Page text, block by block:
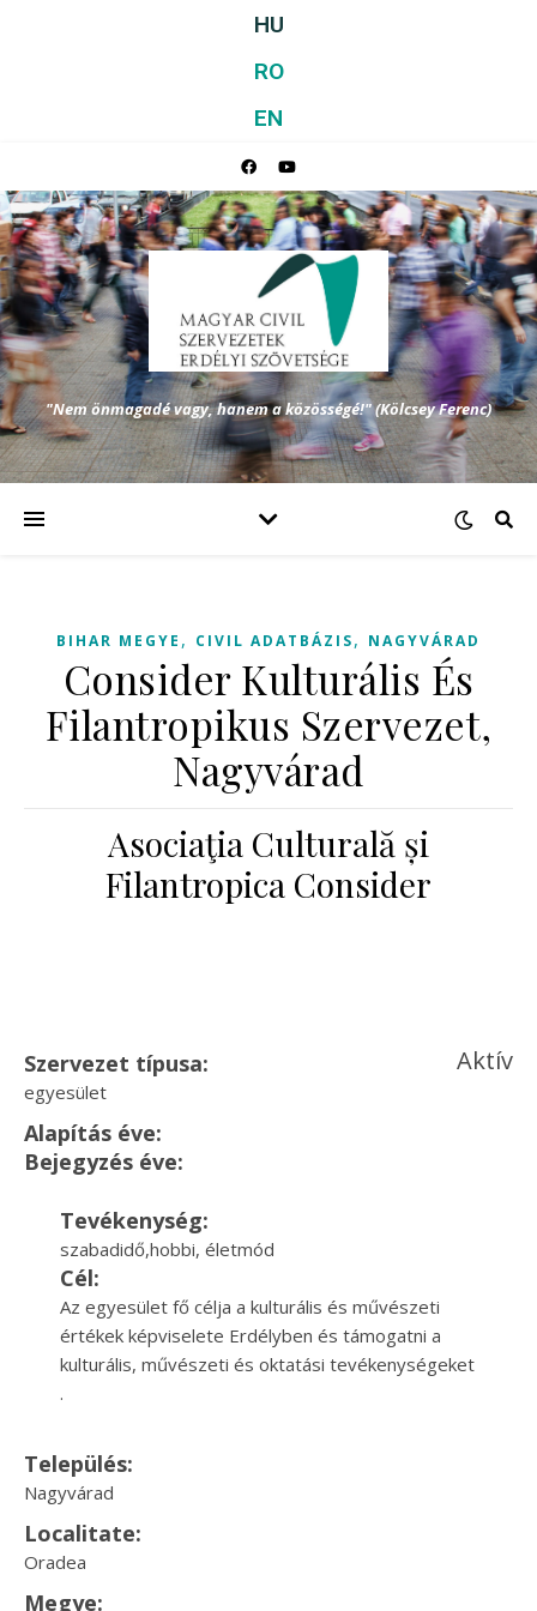
HU
RO
EN
"Nem önmagadé vagy, hanem a közösségé!" (Kölcsey Ferenc)
BIHAR MEGYE , CIVIL ADATBÁZIS, NAGYVÁRAD
Consider Kulturális És
Filantropikus Szervezet,
Nagyvárad
Asociaţia Culturală și
Filantropica Consider
Szervezet típusa:
egyesület
Aktív
Alapítás éve:
Bejegyzés éve:
Tevékenység:
szabadidő,hobbi, életmód
Cél:
Az egyesület fő célja a kulturális és művészeti
értékek képviselete Erdélyben és támogatni a
kulturális, művészeti és oktatási tevékenységeket
.
Település:
Nagyvárad
Localitate:
Oradea
Megye: